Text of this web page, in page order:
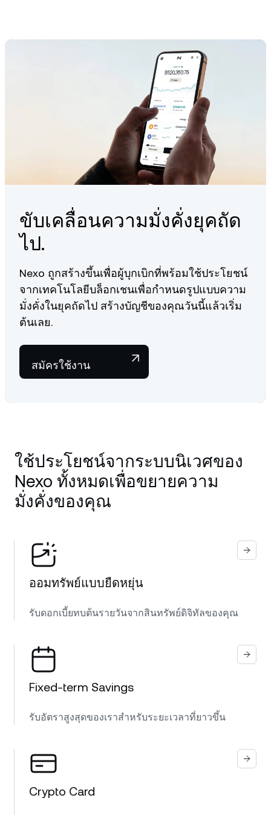
Strong 256-bit encryption and fraud monitoring
mechanisms, ensuring the integrity of your funds.
ISO/IEC 27001:2013 accredited information management
24/7 Client Care team providing personalized service
that goes beyond the standard.
You can learn more about our fundamentals here.
ขับเคลื่อนความมั่งคั่งยุคถัด
ไป.
Nexo ถูกสร้างขึ้นเพื่อผู้บุกเบิกที่พร้อมใช้ประโยชน์
จากเทคโนโลยีบล็อกเชนเพื่อกำหนดรูปแบบความ
มั่งคั่งในยุคถัดไป สร้างบัญชีของคุณวันนี้แล้วเริ่ม
ต้นเลย.
สมัครใช้งาน
ใช้ประโยชน์จากระบบนิเวศของ
Nexo ทั้งหมดเพื่อขยายความ
มั่งคั่งของคุณ
ออมทรัพย์แบบยืดหยุ่น
รับดอกเบี้ยทบต้นรายวันจากสินทรัพย์ดิจิทัลของคุณ
Fixed-term Savings
รับอัตราสูงสุดของเราสำหรับระยะเวลาที่ยาวขึ้น
Crypto Card